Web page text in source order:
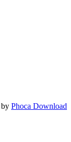
by Phoca Download